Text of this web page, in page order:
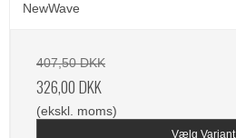
NewWave
407,50 DKK
326,00 DKK
(ekskl. moms)
Vælg Variant